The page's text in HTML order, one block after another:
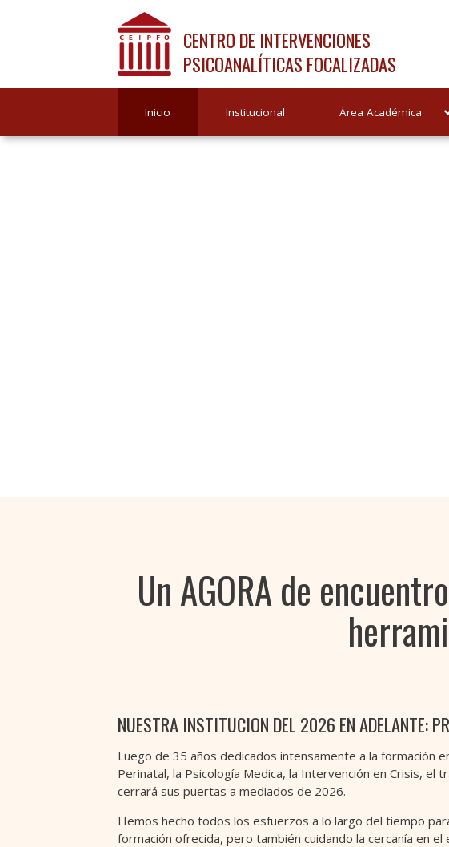
CENTRO DE INTERVENCIONES
PSICOANALÍTICAS FOCALIZADAS
Inicio Institucional Área Académica
Un AGORA de
NUESTRA INSTITUCION DEL 2026 EN ADELANTE:
Luego de 35 años dedicados intensamente a la formación
Perinatal, la Psicología Medica, la Intervención en Crisis, el
cerrará sus puertas a mediados de 2026.
Hemos hecho todos los esfuerzos a lo largo del tiempo
formación ofrecida, pero también cuidando la cercanía en